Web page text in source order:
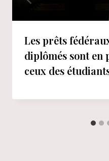
Les prêts
diplômés sont en
ceux des